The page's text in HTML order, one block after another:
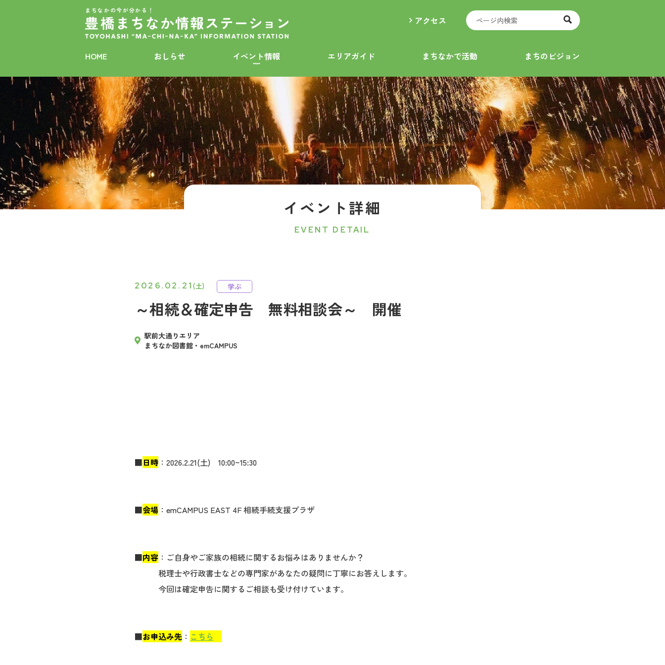
まちなかの今が分かる！
アクセス
HOME おしらせ イベント情報 エリアガイド まちなかで活動 まちのビジョン
イベント詳細
EVENT DETAIL
～相続＆確定申告 無料相談会～ 開催
2026.02.21 (土) 学ぶ
駅前大通りエリア
まちなか図書館・emCAMPUS
■日時 ：2026.2.21(土) 10:00~15:30
■会場 ：emCAMPUS EAST 4F 相続手続支援プラザ
■内容 ：ご自身やご家族の相続に関するお悩みはありませんか？
税理士や行政書士などの専門家があなたの疑問に丁寧にお答えします。
今回は確定申告に関するご相談も受け付けています。
■お申込み先 ： こちら